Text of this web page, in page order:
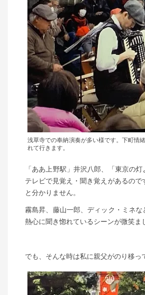
浅草寺での奉納演奏が多い様です。下町情
れて行きます。
「ああ上野駅」井沢八郎、「東京の
テレビで見覚え・聞き覚えがあるの
と分かりません。
霧島昇、藤山一郎、ディック・ミネ
熱心に聞き惚れているシーンが微笑ま
でも、そんな時は私に親父がのり移っ